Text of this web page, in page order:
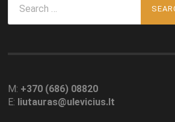
for:
M: +370 (686) 08820
E: liutauras@ulevicius.lt